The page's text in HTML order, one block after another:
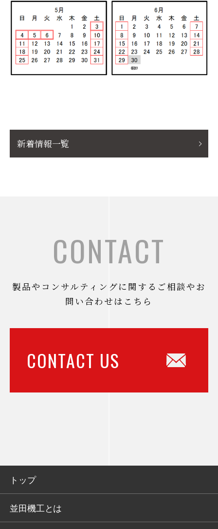
新着情報一覧
CONTACT
製品やコンサルティングに関するご相談やお
問い合わせはこちら
CONTACT US
トップ
並田機工とは